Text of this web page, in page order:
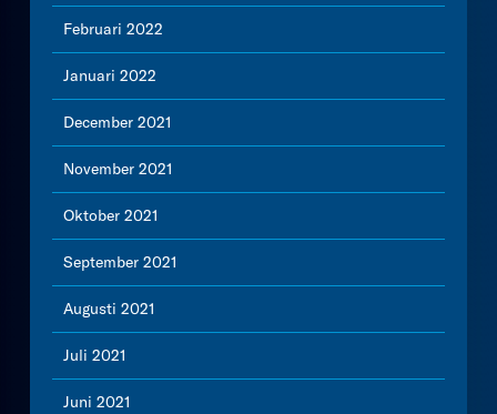
Februari 2022
Januari 2022
December 2021
November 2021
Oktober 2021
September 2021
Augusti 2021
Juli 2021
Juni 2021